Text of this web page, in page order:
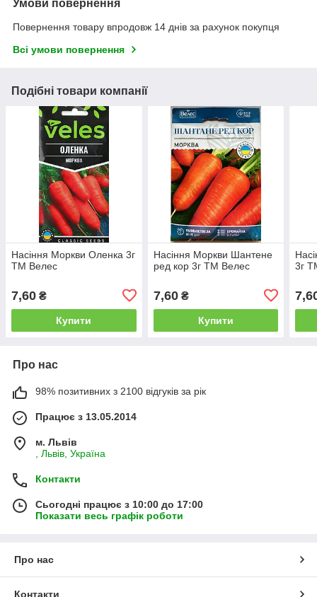
Умови повернення
Повернення товару впродовж 14 днів за рахунок покупця
Всі умови повернення
Подібні товари компанії
Насіння Моркви Оленка 3г
ТМ Велес
7,60 ₴
Купити
Насіння Моркви Шантене
ред кор 3г ТМ Велес
7,60₴
Купити
3г
Про нас
98% позитивних з 2100 відгуків за рік
Працює з 13.05.2014
м. Львів
, Львів, Україна
Контакти
Сьогодні працює з 10:00 до 17:00
Показати весь графік роботи
Про нас
Контакти